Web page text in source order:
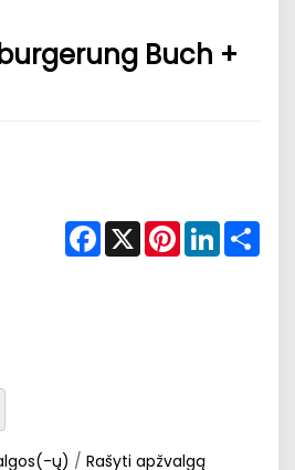
Buch +
Facebook
X PinterestLinkedIn
ų) / Rašyti apžvalgą